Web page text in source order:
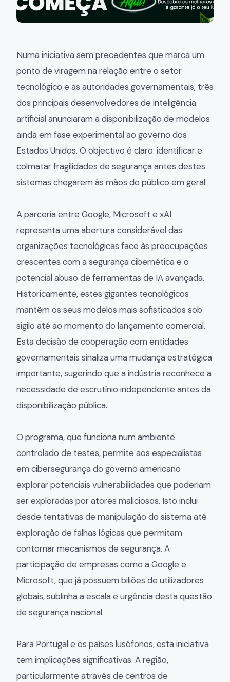
Numa iniciativa sem precedentes que marca um
ponto de viragem na relação entre o setor
tecnológico e as autoridades governamentais, três
dos principais desenvolvedores de inteligência
artificial anunciaram a disponibilização de modelos
ainda em fase experimental ao governo dos
Estados Unidos. O objectivo é claro: identificar e
colmatar fragilidades de segurança antes destes
sistemas chegarem às mãos do público em geral.
A parceria entre Google, Microsoft e xAI
representa uma abertura considerável das
organizações tecnológicas face às preocupações
crescentes com a segurança cibernética e o
potencial abuso de ferramentas de IA avançada.
Historicamente, estes gigantes tecnológicos
mantêm os seus modelos mais sofisticados sob
sigilo até ao momento do lançamento comercial.
Esta decisão de cooperação com entidades
governamentais sinaliza uma mudança estratégica
importante, sugerindo que a indústria reconhece a
necessidade de escrutínio independente antes da
disponibilização pública.
O programa, que funciona num ambiente
controlado de testes, permite aos especialistas
em cibersegurança do governo americano
explorar potenciais vulnerabilidades que poderiam
ser exploradas por atores maliciosos. Isto inclui
desde tentativas de manipulação do sistema até
exploração de falhas lógicas que permitam
contornar mecanismos de segurança. A
participação de empresas como a Google e
Microsoft, que já possuem biliões de utilizadores
globais, sublinha a escala e urgência desta questão
de segurança nacional.
Para Portugal e os países lusófonos, esta iniciativa
tem implicações significativas. A região,
particularmente através de centros de